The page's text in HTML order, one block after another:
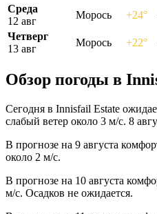
Среда
12 авг
Морось +24°
Четверг
13 авг
Морось +22°
Обзор погоды в
Сегодня в Innisfail Estate
слабый ветер около 3 м/с. 8
В прогнозе на 9 августа
около 2 м/с.
В прогнозе на 10 августа
м/с. Осадков не ожидается.